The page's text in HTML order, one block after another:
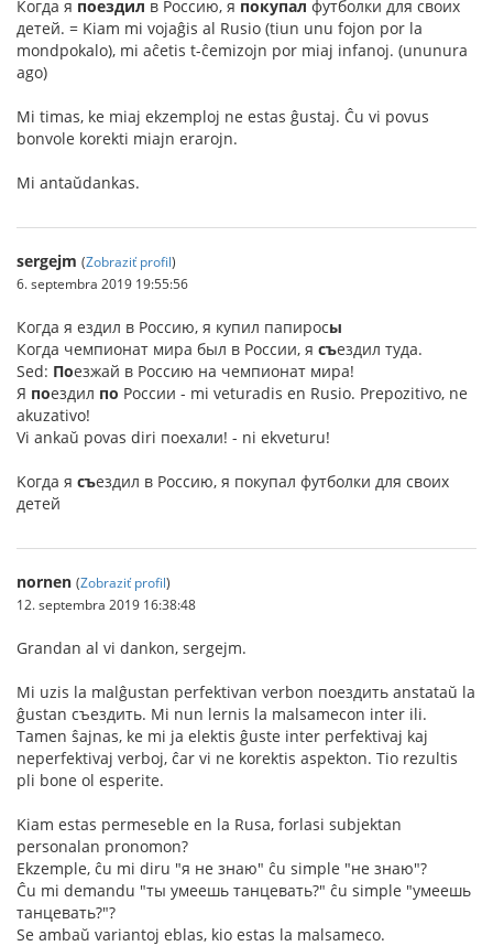
Когда я поездил в Россию, я покупал футболки для своих
детей. = Kiam mi vojaĝis al Rusio (tiun unu fojon por la
mondpokalo), mi aĉetis t-ĉemizojn por miaj infanoj. (ununura
ago)
Mi timas, ke miaj ekzemploj ne estas ĝustaj. Ĉu vi povus
bonvole korekti miajn erarojn.
Mi antaŭdankas.
sergejm (Zobraziť profil)
6. septembra 2019 19:55:56
Когда я ездил в Россию, я купил папиросы
Когда чемпионат мира был в России, я съездил туда.
Sed: Поезжай в Россию на чемпионат мира!
Я поездил по России - mi veturadis en Rusio. Prepozitivo, ne
akuzativo!
Vi ankaŭ povas diri поехали! - ni ekveturu!
Kогда я съездил в Россию, я покупал футболки для своих
детей
nornen (Zobraziť profil)
12. septembra 2019 16:38:48
Grandan al vi dankon, sergejm.
Mi uzis la malĝustan perfektivan verbon поездить anstataŭ la
ĝustan съездить. Mi nun lernis la malsamecon inter ili.
Tamen ŝajnas, ke mi ja elektis ĝuste inter perfektivaj kaj
neperfektivaj verboj, ĉar vi ne korektis aspekton. Tio rezultis
pli bone ol esperite.
Kiam estas permeseble en la Rusa, forlasi subjektan
personalan pronomon?
Ekzemple, ĉu mi diru "я не знаю" ĉu simple "не знаю"?
Ĉu mi demandu "ты умеешь танцевать?" ĉu simple "умеешь
танцевать?"?
Se ambaŭ variantoj eblas, kio estas la malsameco.